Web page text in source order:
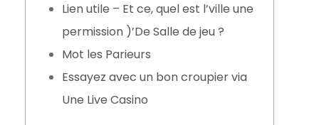
Lien utile – Et ce, quel est l’ville une
permission )’De Salle de jeu ?
Mot les Parieurs
Essayez avec un bon croupier via
Une Live Casino